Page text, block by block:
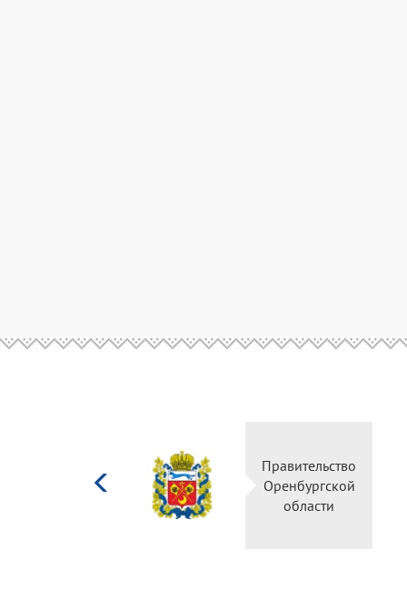
Министерство
культуры
Российской
федерации